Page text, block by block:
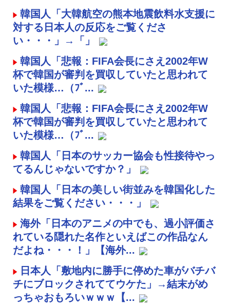
韓国人「大韓航空の熊本地震飲料水支援に
対する日本人の反応をご覧くださ
い・・・」→「」
韓国人「悲報：FIFA会長にさえ2002年W
杯で韓国が審判を買収していたと思われて
いた模様…（ﾌﾞ...
韓国人「悲報：FIFA会長にさえ2002年W
杯で韓国が審判を買収していたと思われて
いた模様…（ﾌﾞ...
韓国人「日本のサッカー協会も性接待やっ
てるんじゃないですか？」
韓国人「日本の美しい街並みを韓国化した
結果をご覧ください・・・」
海外「日本のアニメの中でも、過小評価さ
れている隠れた名作といえばこの作品なん
だよね・・・！」【海外...
日本人「敷地内に勝手に停めた車がバチバ
チにブロックされててウケた」→結末がめ
っちゃおもろいｗｗｗ【...